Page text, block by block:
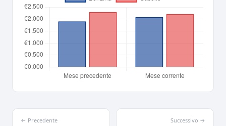
← Precedente Successivo →